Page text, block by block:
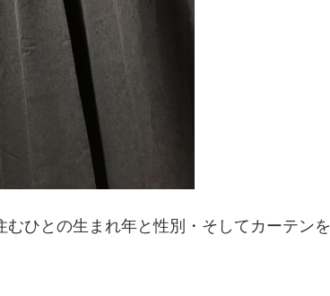
ひとの生まれ年と性別・そしてカーテンを